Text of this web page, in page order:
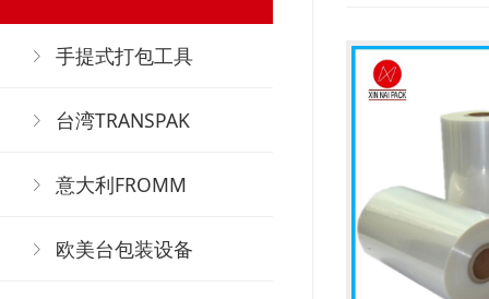
手提式打包工具
台湾TRANSPAK
意大利FROMM
欧美台包装设备